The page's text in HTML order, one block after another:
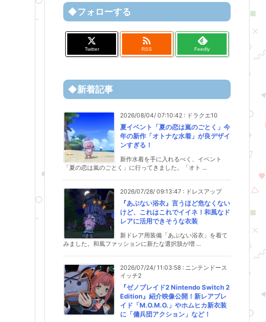
◆フォローする
Twitter

RSS Feedly
◆新着記事
2026/08/04/ 07:10:42 : ドラクエ10
夏イベント「夏の恋は嵐のごとく」今
年の新作「オトナな水着」が良デザイ
ンすぎる！
新作水着を手に入れるべく、イベント
「夏の恋は嵐のごとく」に行ってきました。「オト ...
2026/07/28/ 09:13:47 : ドレスアップ
『あぶない浴衣』言うほど危なくない
けど、これはこれでイイネ！和風なド
レアに活用できそうな衣装
新ドレア用装備「あぶない浴衣」を着て
みました。和風ファッションに新たな選択肢が増 ...
2026/07/24/ 11:03:58 : ニンテンドース
イッチ2
『ゼノブレイド2 Nintendo Switch 2
Edition』紹介映像公開！新レアブレ
イド「M.O.M.O.」やホムヒカ新衣装
に「傭兵団アクション」など！